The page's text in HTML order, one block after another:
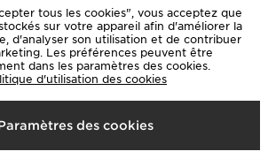
70,00€
tous les cookies", vous acceptez que
sur votre appareil afin d'améliorer la
d'analyser son utilisation et de contribuer
Les préférences peuvent être
dans les paramètres des cookies.
d'utilisation des cookies
des cookies